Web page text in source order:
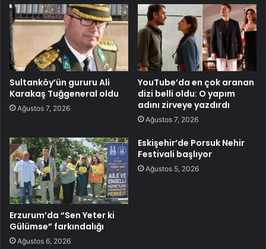
Sultanköy’ün gururu Ali
Karakaş Tuğgeneral oldu
Ağustos 7, 2026
YouTube’da en çok aranan
dizi belli oldu: O yapım
adını zirveye yazdırdı
Ağustos 7, 2026
Erzurum’da “Sen Yeter ki
Gülümse” farkındalığı
Ağustos 6, 2026
Eskişehir’de Porsuk Nehir
Festivali başlıyor
Ağustos 5, 2026